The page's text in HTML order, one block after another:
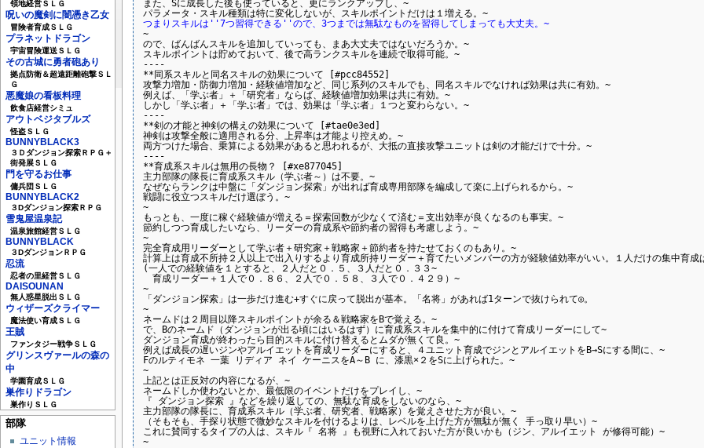
領地経営ＳＬＧ
呪いの魔剣に闇憑き乙女
冒険者育成ＳＬＧ
プラネットドラゴン
宇宙冒険運送ＳＬＧ
その古城に勇者砲あり
拠点防衛＆超遠距離砲撃ＳＬ
Ｇ
悪魔娘の看板料理
飲食店経営シミュ
アウトベジタブルズ
怪盗ＳＬＧ
BUNNYBLACK3
３Ｄダンジョン探索ＲＰＧ＋
街発展ＳＬＧ
門を守るお仕事
傭兵団ＳＬＧ
BUNNYBLACK2
３Dダンジョン探索ＲＰＧ
雪鬼屋温泉記
温泉旅館経営ＳＬＧ
BUNNYBLACK
３DダンジョンＲＰＧ
忍流
忍者の里経営ＳＬＧ
DAISOUNAN
無人惑星脱出ＳＬＧ
ウィザーズクライマー
魔法使い育成ＳＬＧ
王賊
ファンタジー戦争ＳＬＧ
グリンスヴァールの森の
中
学園育成ＳＬＧ
巣作りドラゴン
巣作りＳＬＧ
部隊
ユニット情報
また、Sに成長した後も使っていると、更にランクアップし、~
パラメータ・スキル種類は特に変化しないが、スキルポイントだけは１増える。~
つまりスキルは''7つ習得できる''ので、3つまでは無駄なものを習得してしまっても大丈夫。~
~
ので、ばんばんスキルを追加していっても、まあ大丈夫ではないだろうか。~
スキルポイントは貯めておいて、後で高ランクスキルを連続で取得可能。~
----
**同系スキルと同名スキルの効果について [#pcc84552]
攻撃力増加・防御力増加・経験値増加など、同じ系列のスキルでも、同名スキルでなければ効果は共に有効。~
例えば、「学ぶ者」＋「研究者」ならば、経験値増加効果は共に有効。~
しかし「学ぶ者」＋「学ぶ者」では、効果は「学ぶ者」１つと変わらない。~
----
**剣の才能と神剣の構えの効果について [#tae0e3ed]
神剣は攻撃全般に適用される分、上昇率は才能より控えめ。~
両方つけた場合、乗算による効果があると思われるが、大抵の直接攻撃ユニットは剣の才能だけで十分。~
----
**育成系スキルは無用の長物？ [#xe877045]
主力部隊の隊長に育成系スキル（学ぶ者～）は不要。~
なぜならランクは中盤に「ダンジョン探索」が出れば育成専用部隊を編成して楽に上げられるから。~
戦闘に役立つスキルだけ選ぼう。~
~
もっとも、一度に稼ぐ経験値が増える＝探索回数が少なくて済む＝支出効率が良くなるのも事実。~
節約しつつ育成したいなら、リーダーの育成系や節約者の習得も考慮しよう。~
~
完全育成用リーダーとして学ぶ者＋研究家＋戦略家＋節約者を持たせておくのもあり。~
計算上は育成不所持２人以上で出入りするより育成所持リーダー＋育てたいメンバーの方が経験値効率がいい。１人だけの集中育成
(一人での経験値を１とすると、２人だと０．５、３人だと０．３３~
育成リーダー＋１人で０．８６、２人で０．５８、３人で０．４２９）~
~
「ダンジョン探索」は一歩だけ進む+すぐに戻って脱出が基本。「名将」があれば1ターンで抜けられて◎。
~
ネームドは２周目以降スキルポイントが余る＆戦略家をBで覚える。~
で、Bのネームド（ダンジョンが出る頃にはいるはず）に育成系スキルを集中的に付けて育成リーダーにして~
ダンジョン育成が終わったら目的スキルに付け替えるとムダが無くて良。~
例えば成長の遅いジンやアルイエットを育成リーダーにすると、４ユニット育成でジンとアルイエットをB→Sにする間に、~
Fのルティモネ 一葉 リディア ネイ ケーニスをA～B に、漆黒×２をSに上げられた。~
~
上記とは正反対の内容になるが、~
ネームドしか使わないとか、最低限のイベントだけをプレイし、~
『 ダンジョン探索 』などを繰り返しての、無駄な育成をしないのなら、~
主力部隊の隊長に、育成系スキル（学ぶ者、研究者、戦略家）を覚えさせた方が良い。~
（そもそも、手探り状態で微妙なスキルを付けるよりは、レベルを上げた方が無駄が無く 手っ取り早い）~
これに賛同するタイプの人は、スキル『 名将 』も視野に入れておいた方が良いかも（ジン、アルイエット が修得可能）~
~